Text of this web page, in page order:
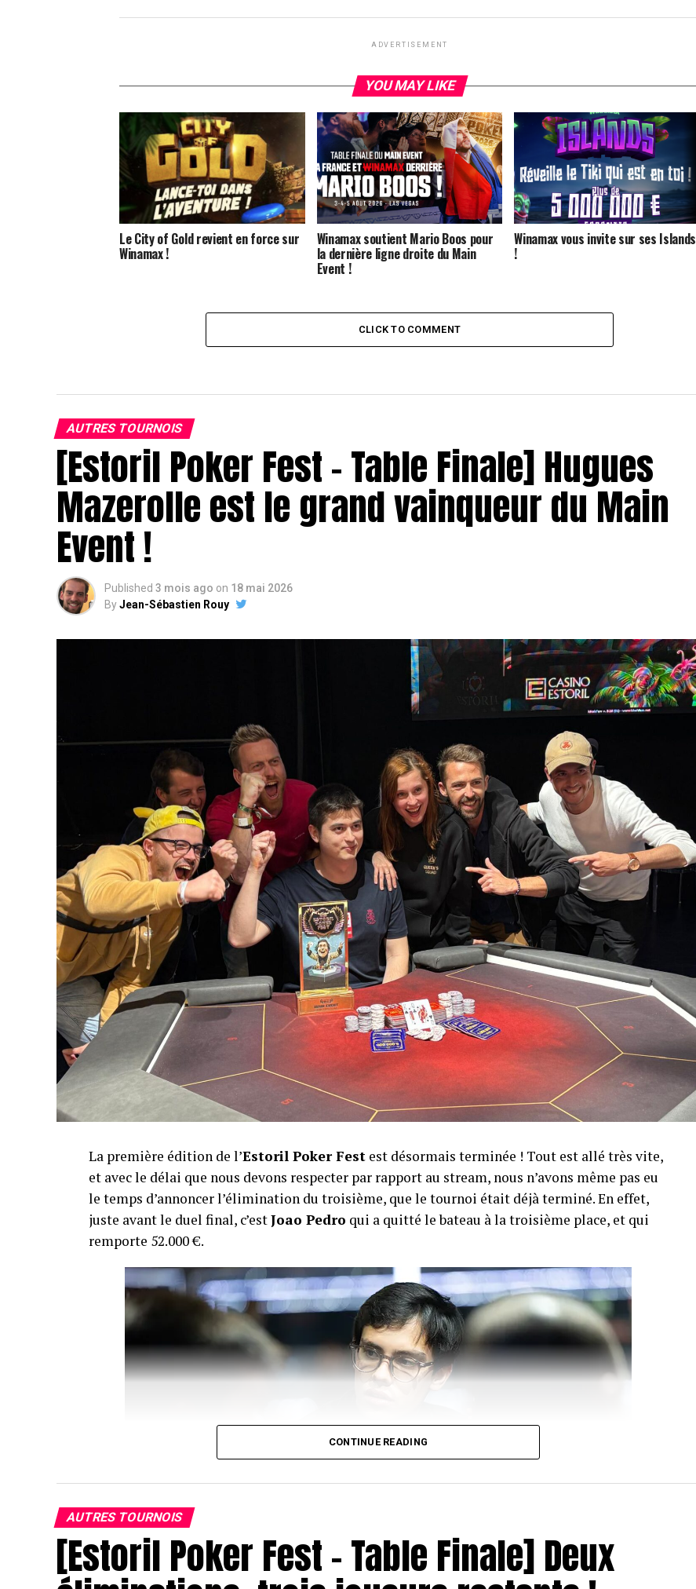
ADVERTISEMENT
YOU MAY LIKE
Le City of Gold revient en force sur
Winamax !
Winamax soutient Mario Boos pour
la dernière ligne droite du Main
Event !
Winamax vous invite sur ses Islands
!
CLICK TO COMMENT
AUTRES TOURNOIS
[Estoril Poker Fest – Table Finale] Hugues
Mazerolle est le grand vainqueur du Main
Event !
Published 3 mois ago on 18 mai 2026
ByJean-Sébastien Rouy
La première édition de l’Estoril Poker Fest est désormais terminée ! Tout est allé très vite,
et avec le délai que nous devons respecter par rapport au stream, nous n’avons même pas eu
le temps d’annoncer l’élimination du troisième, que le tournoi était déjà terminé. En effet,
juste avant le duel final, c’estJoao Pedro qui a quitté le bateau à la troisième place, et qui
remporte 52.000 €.
CONTINUE READING
AUTRES TOURNOIS
[Estoril Poker Fest – Table Finale] Deux